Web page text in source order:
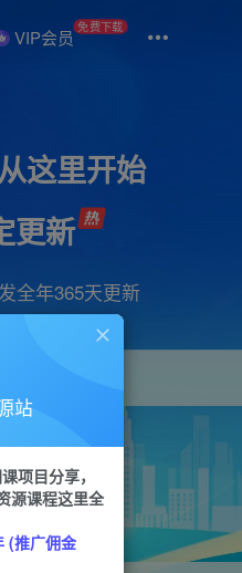
VIP会员 免费下载
这里开始
更新
全年365天更新
剪辑 视频号
站
项目分享，
源课程这里全
(推广佣金